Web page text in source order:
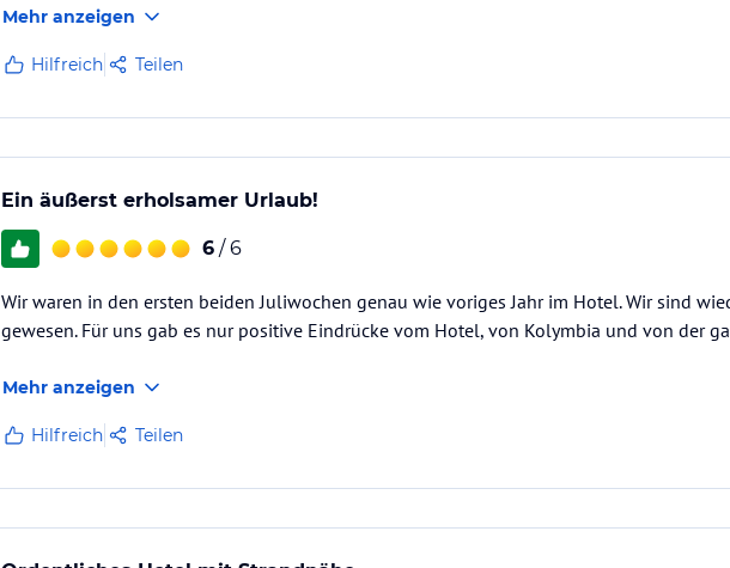
Mehr anzeigen
Hilfreich Teilen
Ein äußerst erholsamer Urlaub!
6 / 6
Wir waren in den ersten beiden Juliwochen genau wie voriges Jahr im Hotel. Wir sind
gewesen. Für uns gab es nur positive Eindrücke vom Hotel, von Kolymbia und von der
Mehr anzeigen
Hilfreich Teilen